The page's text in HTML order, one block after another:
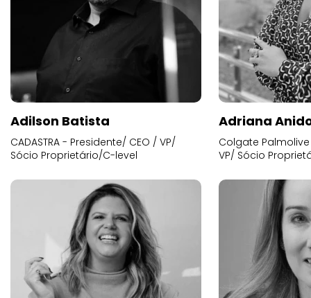
Adilson Batista
CADASTRA - Presidente/ CEO / VP/
Sócio Proprietário/C-level
Adriana
Colgate
VP/ Sócio